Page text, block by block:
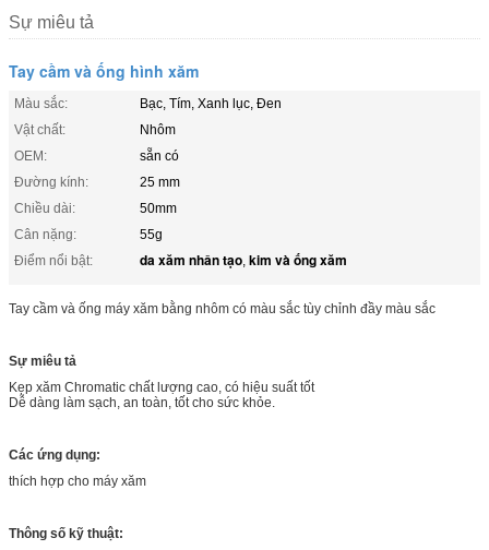
Sự miêu tả
Tay cầm và ống hình xăm
Màu sắc:
Bạc, Tím, Xanh lục, Đen
Vật chất:
Nhôm
OEM:
sẵn có
Đường kính:
25 mm
Chiều dài:
50mm
Cân nặng:
55g
Điểm nổi bật:
da xăm nhân tạo, kim và ống xăm
Tay cầm và ống máy xăm bằng nhôm có màu sắc tùy chỉnh đầy màu sắc
Sự miêu tả
Kẹp xăm Chromatic chất lượng cao, có hiệu suất tốt
Dễ dàng làm sạch, an toàn, tốt cho sức khỏe.
Các ứng dụng:
thích hợp cho máy xăm
Thông số kỹ thuật: